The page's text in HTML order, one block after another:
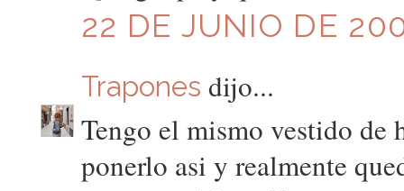
22 DE JUNIO DE
Trapones dijo...
Tengo el mismo vestido de
ponerlo asi y realmente